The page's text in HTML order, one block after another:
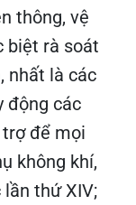
thông, vệ
biệt rà soát
nhất là các
động các
trợ để mọi
không khí,
thứ XIV;